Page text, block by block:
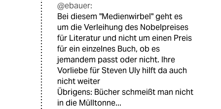
@ebauer:
Bei diesem "Medienwirbel" geht es
um die Verleihung des Nobelpreises
für Literatur und nicht um einen Preis
für ein einzelnes Buch, ob es
jemandem passt oder nicht. Ihre
Vorliebe für Steven Uly hilft da auch
nicht weiter
Übrigens: Bücher schmeißt man nicht
in die Mülltonne...